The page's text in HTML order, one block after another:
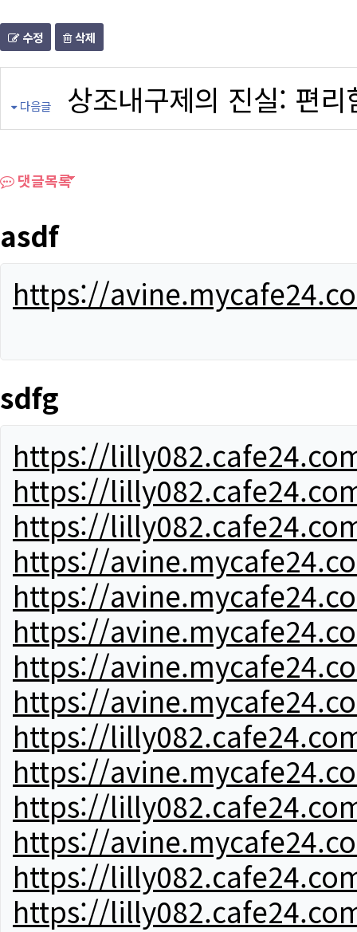
수정 삭제
다음글 상조내구제의 진실: 편
댓글목록
asdf
https://
sdfg
https://
https://
https://
https://
https://
https://
https://
https://
https://
https://
https://
https://
https://
https://